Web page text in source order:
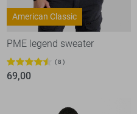
American Classic
PME legend sweater
8
69,00